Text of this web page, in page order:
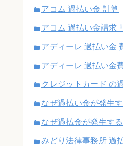
アコム 過払い金 計算
アコム 過払い金請求
アディーレ 過払い金
アディーレ 過払い金
クレジットカード の
なぜ過払い金が発生
なぜ過払金が発生す
みどり法律事務所 過